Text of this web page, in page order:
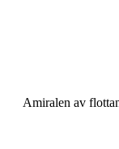
Amiralen av